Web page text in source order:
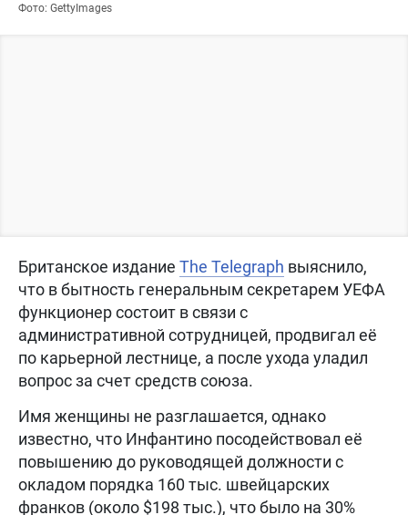
Фото: GettyImages
Британское издание The Telegraph выяснило,
что в бытность генеральным секретарем УЕФА
функционер состоит в связи с
административной сотрудницей, продвигал её
по карьерной лестнице, а после ухода уладил
вопрос за счет средств союза.
Имя женщины не разглашается, однако
известно, что Инфантино посодействовал её
повышению до руководящей должности с
окладом порядка 160 тыс. швейцарских
франков (около $198 тыс.), что было на 30%